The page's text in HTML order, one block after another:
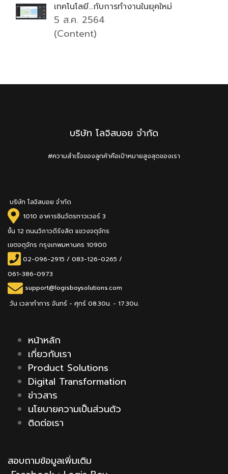
เทคโนโลยี...กับการทำงานในยุคใหม่
5 ส.ค. 2564
(Content)
บริษัท โลจิสบอย จำกัด
#ความสำเร็จของลูกค้าคือเป้าหมายสูงสุดของเรา
บริษัท โลจิสบอย จำกัด
1010 อาคารชินวัตรทาวเวอร์ 3
ชั้น 12 ถนนวิภาวดีรังสิต แขวงจตุจักร
เขตจตุจักร กรุงเทพมหานคร 10900
02-096-2915/083-126-0265 /
061-386-0973
support@logisboysolutions.com
วัน เวลาทำการ จันทร์ - ศุกร์ 08.30น. - 17.30น.
หน้าหลัก
เกี่ยวกับเรา
Product Solutions
Digital Transformation
ข่าวสาร
นโยบายความเป็นส่วนตัว
ติดต่อเรา
สอบถามข้อมูลเพิ่มเติม